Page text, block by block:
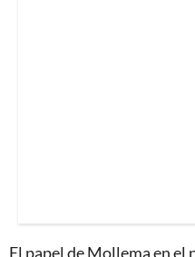
El papel de Mollema en el